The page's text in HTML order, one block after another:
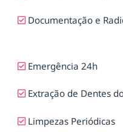
Documentação e
Emergência 24h
Extração de Dentes
Limpezas Periódicas